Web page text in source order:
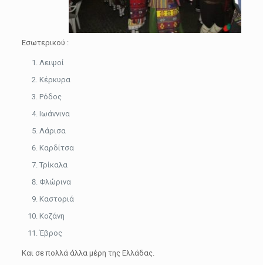
Εσωτερικού :
Λειψοί
Κέρκυρα
Ρόδος
Ιωάννινα
Λάρισα
Καρδίτσα
Τρίκαλα
Φλώρινα
Καστοριά
Κοζάνη
Έβρος
Και σε πολλά άλλα μέρη της Ελλάδας.